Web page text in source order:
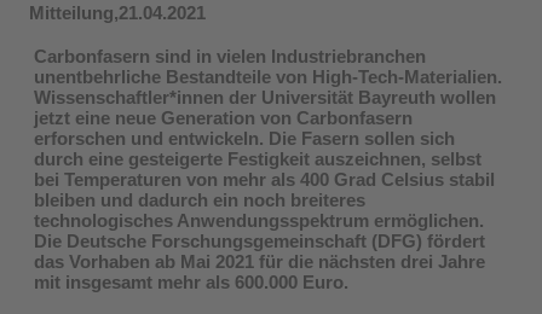
Mitteilung,21.04.2021
Carbonfasern sind in vielen Industriebranchen
unentbehrliche Bestandteile von High-Tech-Materialien.
Wissenschaftler*innen der Universität Bayreuth wollen
jetzt eine neue Generation von Carbonfasern
erforschen und entwickeln. Die Fasern sollen sich
durch eine gesteigerte Festigkeit auszeichnen, selbst
bei Temperaturen von mehr als 400 Grad Celsius stabil
bleiben und dadurch ein noch breiteres
technologisches Anwendungsspektrum ermöglichen.
Die Deutsche Forschungsgemeinschaft (DFG) fördert
das Vorhaben ab Mai 2021 für die nächsten drei Jahre
mit insgesamt mehr als 600.000 Euro.